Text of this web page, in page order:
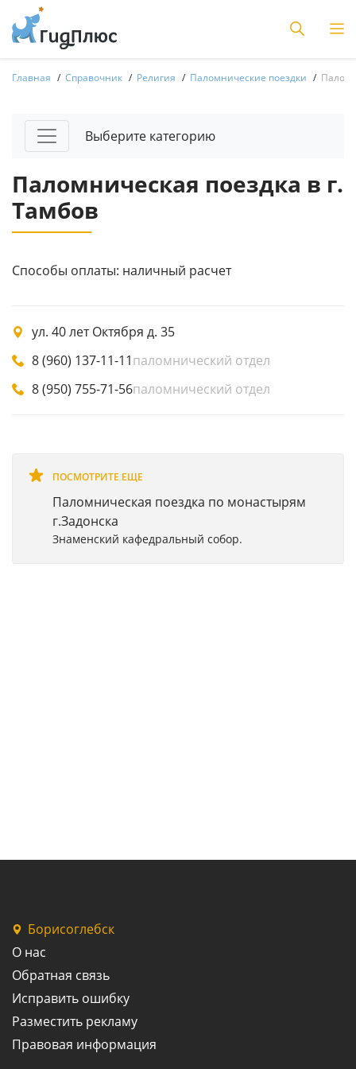
Главная Справочник Религия Паломнические поездки
Выберите категорию
Паломническая поездка в г.
Тамбов
Способы оплаты: наличный расчет
ул. 40 лет Октября д. 35
8 (960) 137-11-11паломнический отдел
8 (950) 755-71-56паломнический отдел
ПОСМОТРИТЕ ЕЩЕ
Паломническая поездка по монастырям
г.Задонска
Знаменский кафедральный собор.
Борисоглебск
О нас
Обратная связь
Исправить ошибку
Разместить рекламу
Правовая информация